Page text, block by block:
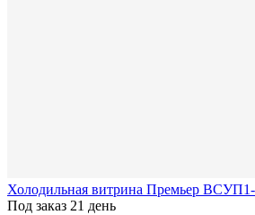
Холодильная витрина Премьер
Под заказ 21 день